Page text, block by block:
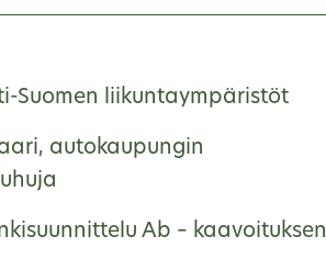
Suomen liikuntaympäristöt
autokaupungin
Ab – kaavoituksen